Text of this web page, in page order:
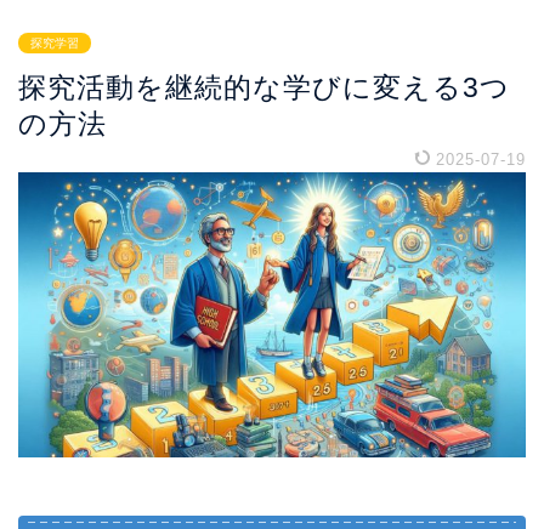
探究学習
探究活動を継続的な学びに変える3つ
の方法
2025-07-19